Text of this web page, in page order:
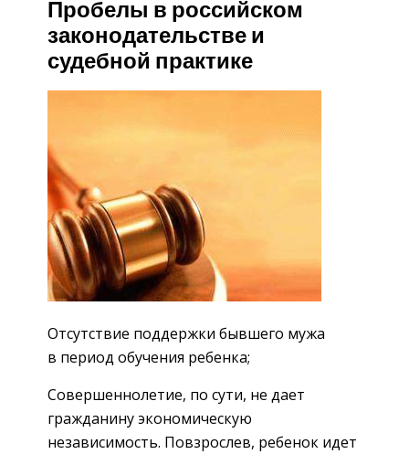
Пробелы в российском
законодательстве и
судебной практике
Отсутствие поддержки бывшего мужа
в период обучения ребенка;
Совершеннолетие, по сути, не дает
гражданину экономическую
независимость. Повзрослев, ребенок идет